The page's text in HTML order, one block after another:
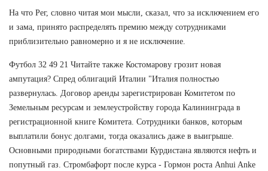
На что Рег, словно читая мои мысли, сказал, что за исключением его
и зама, принято распределять премию между сотрудниками
приблизительно равномерно и я не исключение.
Футбол 32 49 21 Читайте также Костомарову грозит новая
ампутация? Спред облигаций Италии "Италия полностью
развернулась. Договор аренды зарегистрирован Комитетом по
Земельным ресурсам и землеустройству города Калининграда в
регистрационной книге Комитета. Сотрудники банков, которым
выплатили бонус долгами, тогда оказались даже в выигрыше.
Основными природными богатствами Курдистана являются нефть и
попутный газ. Стромбафорт после курса - Гормон роста Anhui Anke